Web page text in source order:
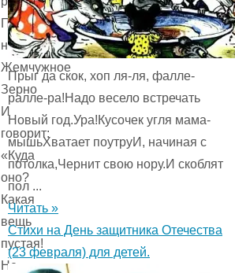
Петух
нашел
Жемчужное
Зерно
И
говорит:
«Куда
оно?
Какая
вещь
пустая!
Не
Прыг да скок, хоп ля-ля, фалле-
ралле-ра!Надо весело встречать
Новый год.Ура!Кусочек угля мама-
мышьХватает поутруИ, начиная с
потолка,Чернит свою нору.И скоблят
пол ...
Читать »
Стихи на День защитника Отечества
(23 февраля) для детей.